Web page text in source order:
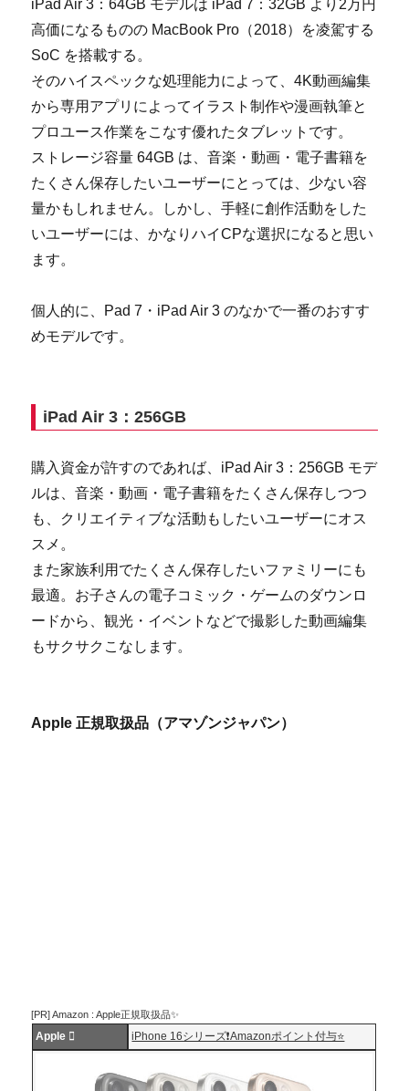
iPad Air 3：64GB モデルは iPad 7：32GB より2万円
高価になるものの MacBook Pro（2018）を凌駕する
SoC を搭載する。
そのハイスペックな処理能力によって、4K動画編集
から専用アプリによってイラスト制作や漫画執筆と
プロユース作業をこなす優れたタブレットです。
ストレージ容量 64GB は、音楽・動画・電子書籍を
たくさん保存したいユーザーにとっては、少ない容
量かもしれません。しかし、手軽に創作活動をした
いユーザーには、かなりハイCPな選択になると思い
ます。
個人的に、Pad 7・iPad Air 3 のなかで一番のおすす
めモデルです。
iPad Air 3：256GB
購入資金が許すのであれば、iPad Air 3：256GB モデ
ルは、音楽・動画・電子書籍をたくさん保存しつつ
も、クリエイティブな活動もしたいユーザーにオス
スメ。
また家族利用でたくさん保存したいファミリーにも
最適。お子さんの電子コミック・ゲームのダウンロ
ードから、観光・イベントなどで撮影した動画編集
もサクサクこなします。
Apple 正規取扱品（アマゾンジャパン）
[PR] Amazon : Apple正規取扱品✨
Apple  iPhone 16シリーズ❗️Amazonポイント付与⭐️